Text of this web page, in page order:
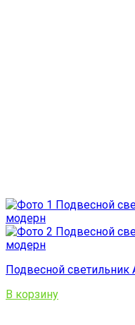
Подвесной светильник
В корзину